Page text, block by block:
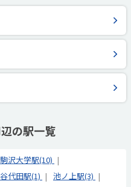
の駅一覧
駒沢大学駅(10)
代田駅(1)
池ノ上駅(3)